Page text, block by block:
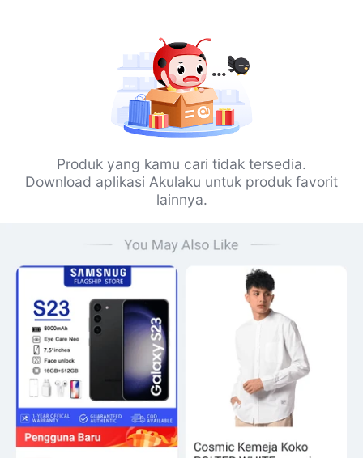
Produk yang kamu cari tidak tersedia.
Download aplikasi Akulaku untuk produk favorit
lainnya.